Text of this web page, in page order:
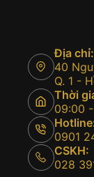
Địa chỉ:
40
Q. 1 -
Thời
09:00
0901
CSKH:
028